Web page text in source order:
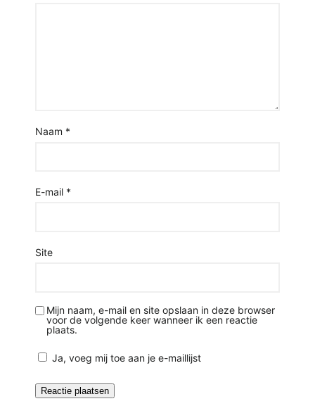
Naam *
E-mail *
Site
Mijn naam, e-mail en site opslaan in deze browser
voor de volgende keer wanneer ik een reactie
plaats.
Ja, voeg mij toe aan je e-maillijst